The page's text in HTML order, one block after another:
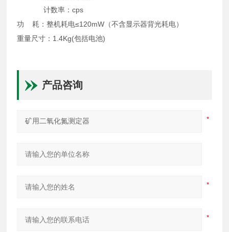
计数率：cps
功 耗：整机耗电≤120mW（不含显示器背光耗电）
重量尺寸：1.4Kg(包括电池)
产品咨询